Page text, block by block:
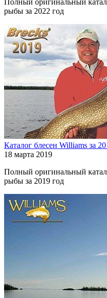
Полный оригинальный
рыбы за 2022 год
Каталог блесен Williams за
18 марта 2019
Полный оригинальный
рыбы за 2019 год